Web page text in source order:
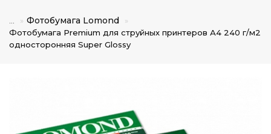
Фотобумага Lomond
Фотобумага Premium для струйных принтеров А4 240 г/м2
односторонняя Super Glossy